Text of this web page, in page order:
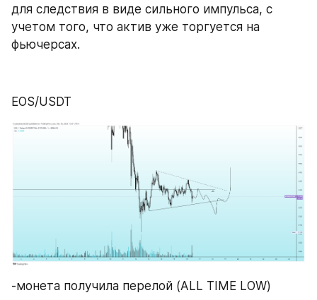
для следствия в виде сильного импульса, с
учетом того, что актив уже торгуется на
фьючерсах.
EOS/USDT
-монета получила перелой (ALL TIME LOW)